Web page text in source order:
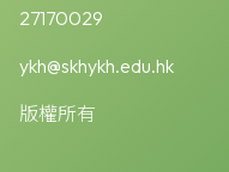
27170029
ykh@skhykh.edu.hk
版權所有